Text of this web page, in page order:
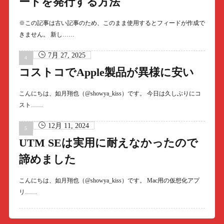
※この記事は古い記事のため、このまま使用するとフィードが作成で
きません。 新し……
7月 27, 2025
コストコでApple製品が異様に安い
こんにちは、如月翔也（@showya_kiss）です。 今日は久しぶりにコ
スト……
12月 11, 2024
UTM SEは実用に耐えなかったので
諦めました
こんにちは、如月翔也（@showya_kiss）です。 Mac用の仮想化アプ
リ……